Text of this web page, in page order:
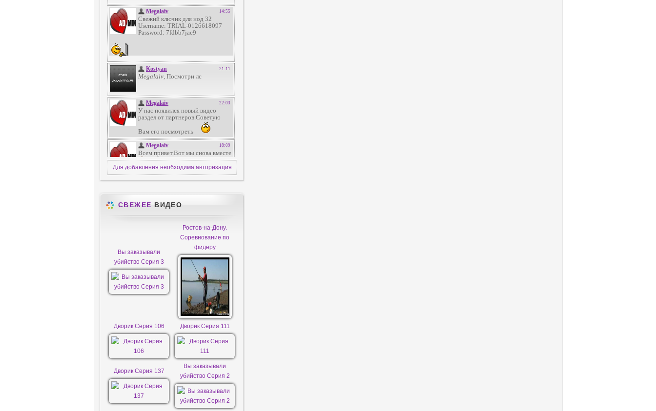
Для добавления необходима авторизация
СВЕЖЕЕ ВИДЕО
Вы заказывали
убийство Серия 3
Ростов-на-Дону.
Соревнование по
фидеру
Дворик Серия 106 Дворик Серия 111
Дворик Серия 137
Вы заказывали
убийство Серия 2